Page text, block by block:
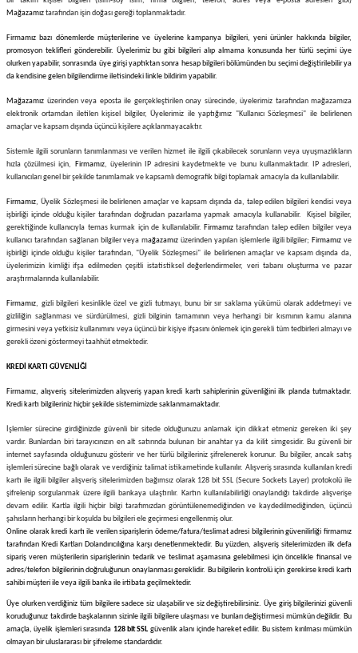
Lineer Aydınlatma Armatürleri
Magnetic Armatürler
Sensörlü Armatürler
Tezgah Altı Armatürler
Wallwasher Armatürler
Audio Tek Butonlu Zil Panelleri
Audio Villa Görüntülü Sistemler
Diafon Sistemi Aksesuarları
Santral - Güç Kaynağı
Villa Setler
Mağazamıztarafından işin doğası gereği toplanmaktadır.
Firmamız bazı dönemlerde müşterilerine ve üyelerine kampanya bilgileri, yeni ürünler hakkında bilgiler,
promosyon teklifleri gönderebilir. Üyelerimiz bu gibi bilgileri alıp almama konusunda her türlü seçimi üye
olurken yapabilir, sonrasında üye girişi yaptıktan sonra hesap bilgileri bölümünden bu seçimi değiştirilebilir ya
da kendisine gelen bilgilendirme iletisindeki linkle bildirim yapabilir.
Mağazamız üzerinden veya eposta ile gerçekleştirilen onay sürecinde, üyelerimiz tarafından mağazamıza
elektronik ortamdan iletilen kişisel bilgiler, Üyelerimiz ile yaptığımız "Kullanıcı Sözleşmesi" ile belirlenen
amaçlar ve kapsam dışında üçüncü kişilere açıklanmayacaktır.
Sistemle ilgili sorunların tanımlanması ve verilen hizmet ile ilgili çıkabilecek sorunların veya uyuşmazlıkların
hızla çözülmesi için,
Firmamız, üyelerinin IP adresini kaydetmekte ve bunu kullanmaktadır. IP adresleri,
kullanıcıları genel bir şekilde tanımlamak ve kapsamlı demografik bilgi toplamak amacıyla da kullanılabilir.
Firmamız, Üyelik Sözleşmesi ile belirlenen amaçlar ve kapsam dışında da, talep edilen bilgileri kendisi veya
işbirliği içinde olduğu kişiler tarafından doğrudan pazarlama yapmak amacıyla kullanabilir. Kişisel bilgiler,
gerektiğinde kullanıcıyla temas kurmak için de kullanılabilir. Firmamıztarafından talep edilen bilgiler veya
kullanıcı tarafından sağlanan bilgiler veya mağazamızüzerinden yapılan işlemlerle ilgili bilgiler; Firmamızve
işbirliği içinde olduğu kişiler tarafından, "Üyelik Sözleşmesi" ile belirlenen amaçlar ve kapsam dışında da,
üyelerimizin kimliği ifşa edilmeden çeşitli istatistiksel değerlendirmeler, veri tabanı oluşturma ve pazar
araştırmalarında kullanılabilir.
Firmamız, gizli bilgileri kesinlikle özel ve gizli tutmayı, bunu bir sır saklama yükümü olarak addetmeyi ve
gizliliğin sağlanması ve sürdürülmesi, gizli bilginin tamamının veya herhangi bir kısmının kamu alanına
girmesini veya yetkisiz kullanımını veya üçüncü bir kişiye ifşasını önlemek için gerekli tüm tedbirleri almayı ve
gerekli özeni göstermeyi taahhüt etmektedir.
KREDİ KARTI GÜVENLİĞİ
Firmamız, alışveriş sitelerimizden alışveriş yapan kredi kartı sahiplerinin güvenliğini ilk planda tutmaktadır.
Kredi kartı bilgileriniz hiçbir şekilde sistemimizde saklanmamaktadır.
İşlemler sürecine girdiğinizde güvenli bir sitede olduğunuzu anlamak için dikkat etmeniz gereken iki şey
vardır. Bunlardan biri tarayıcınızın en alt satırında bulunan bir anahtar ya da kilit simgesidir. Bu güvenli bir
internet sayfasında olduğunuzu gösterir ve her türlü bilgileriniz şifrelenerek korunur. Bu bilgiler, ancak satış
işlemleri sürecine bağlı olarak ve verdiğiniz talimat istikametinde kullanılır. Alışveriş sırasında kullanılan kredi
kartı ile ilgili bilgiler alışveriş sitelerimizden bağımsız olarak 128 bit SSL (Secure Sockets Layer) protokolü ile
şifrelenip sorgulanmak üzere ilgili bankaya ulaştırılır. Kartın kullanılabilirliği onaylandığı takdirde alışverişe
devam edilir. Kartla ilgili hiçbir bilgi tarafımızdan görüntülenemediğinden ve kaydedilmediğinden, üçüncü
şahısların herhangi bir koşulda bu bilgileri ele geçirmesi engellenmiş olur.
Online olarak kredi kartı ile verilen siparişlerin ödeme/fatura/teslimat adresi bilgilerinin güvenilirliği firmamız
tarafından Kredi Kartları Dolandırıcılığına karşı denetlenmektedir. Bu yüzden, alışveriş sitelerimizden ilk defa
sipariş veren müşterilerin siparişlerinin tedarik ve teslimat aşamasına gelebilmesi için öncelikle finansal ve
adres/telefon bilgilerinin doğruluğunun onaylanması gereklidir. Bu bilgilerin kontrolü için gerekirse kredi kartı
sahibi müşteri ile veya ilgili banka ile irtibata geçilmektedir.
Üye olurken verdiğiniz tüm bilgilere sadece siz ulaşabilir ve siz değiştirebilirsiniz. Üye giriş bilgilerinizi güvenli
koruduğunuz takdirde başkalarının sizinle ilgili bilgilere ulaşması ve bunları değiştirmesi mümkün değildir. Bu
amaçla, üyelik işlemleri sırasında 128 bit SSL güvenlik alanı içinde hareket edilir. Bu sistem kırılması mümkün
olmayan bir uluslararası bir şifreleme standardıdır.